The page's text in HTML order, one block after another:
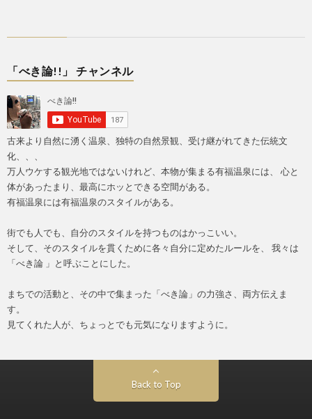
「べき論!!」 チャンネル
古来より自然に湧く温泉、独特の自然景観、受け継がれてきた伝統文
化、、、
万人ウケする観光地ではないけれど、本物が集まる有福温泉には、 心と
体があったまり、最高にホッとできる空間がある。
有福温泉には有福温泉のスタイルがある。
街でも人でも、自分のスタイルを持つものはかっこいい。
そして、そのスタイルを貫くために各々自分に定めたルールを、 我々は
「べき論 」と呼ぶことにした。
まちでの活動と、その中で集まった「べき論」の力強さ、両方伝えま
す。
見てくれた人が、ちょっとでも元気になりますように。
Back to Top